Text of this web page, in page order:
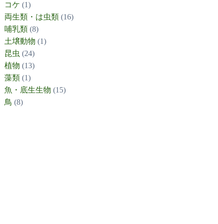
コケ (1)
両生類・は虫類(16)
哺乳類(8)
土壌動物 (1)
昆虫 (24)
植物 (13)
藻類(1)
魚・底生生物 (15)
鳥 (8)